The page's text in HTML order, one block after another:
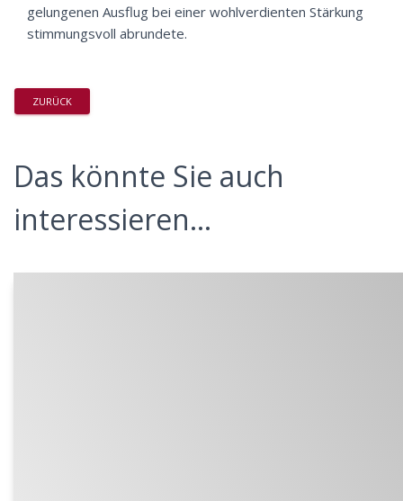
gelungenen Ausflug bei einer wohlverdienten Stärkung
stimmungsvoll abrundete.
ZURÜCK
Das könnte Sie auch
interessieren...